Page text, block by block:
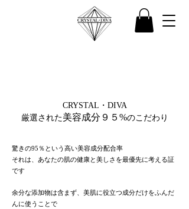
CRYSTAL・DIVA
厳選された美容成分９５ %のこだわり
驚きの95％という高い美容成分配合率
それは、あなたの肌の健康と美しさを最優先に考える証
です
余分な添加物は含まず、美肌に役立つ成分だけをふんだ
んに使うことで